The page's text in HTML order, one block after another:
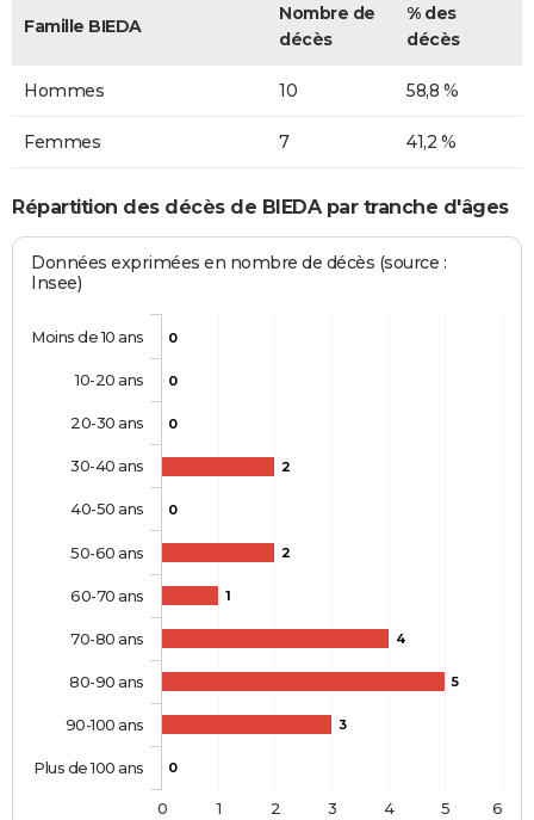
Famille BIEDA
Nombre de
décès
% des
décès
Hommes 10 58,8 %
Femmes 7 41,2 %
Répartition des décès de BIEDA par tranche d'âges
Données exprimées en nombre de décès (source :
Insee)
0
0
0
2
0
2
1
4
5
3
0
Moins de 10 ans
10-20 ans
20-30 ans
30-40 ans
40-50 ans
50-60 ans
60-70 ans
70-80 ans
80-90 ans
90-100 ans
Plus de 100 ans
0 1 2 3 4 5 6